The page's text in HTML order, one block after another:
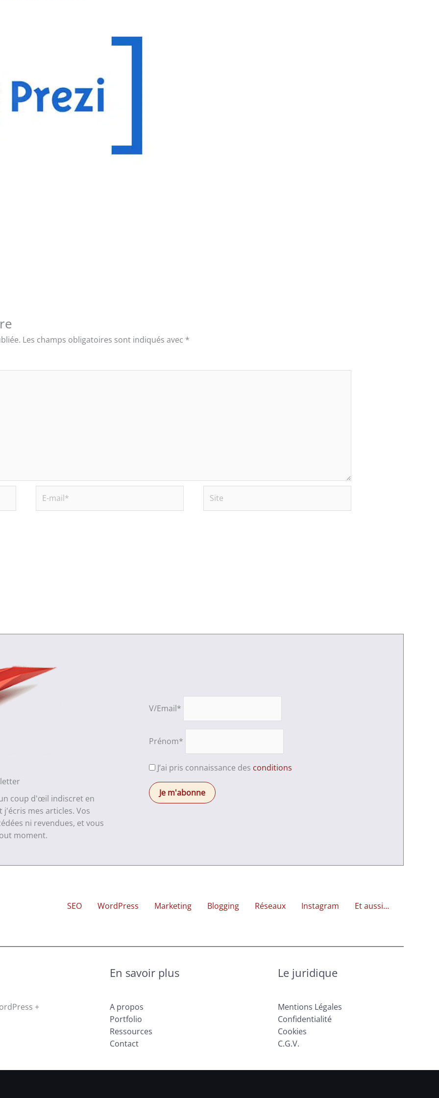
Les champs obligatoires sont indiqués avec *
mail*
coup d'œil indiscret en
mes articles. Vos
ni revendues, et vous
moment.
V/Email*
Prénom*
J’ai pris connaissance des conditions
SEO WordPress Marketing Blogging Réseaux Instagram Et aussi…
+
En savoir plus
A propos
Portfolio
Ressources
Contact
Le juridique
Mentions Légales
Confidentialité
Cookies
C.G.V.